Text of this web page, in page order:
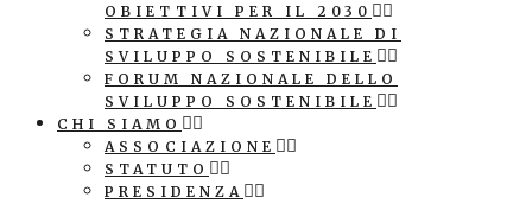
OBIETTIVI PER IL 2030
STRATEGIA NAZIONALE DI
SVILUPPO SOSTENIBILE
FORUM NAZIONALE DELLO
SVILUPPO SOSTENIBILE
CHI SIAMO
ASSOCIAZIONE
STATUTO
PRESIDENZA